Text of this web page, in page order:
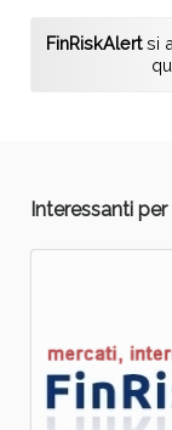
FinRiskAlertsi
Interessanti